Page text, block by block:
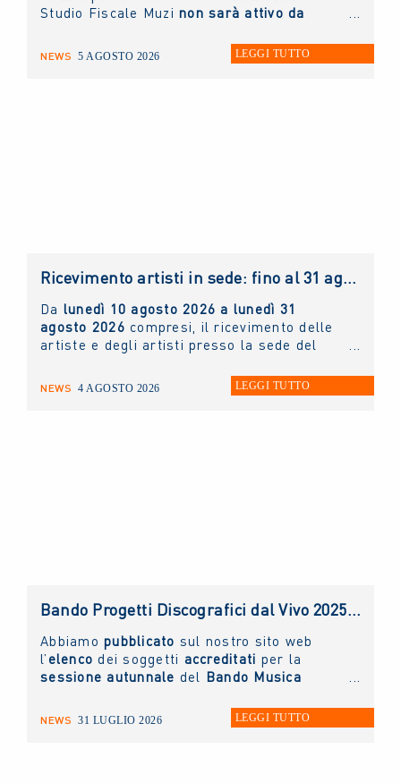
Studio Fiscale Muzi non sarà attivo da
prossimi.
NEWS 5 AGOSTO 2026 LEGGI TUTTO
Ricevimento artisti in sede: fino al 31 agosto 2026 solo con appuntamento
Da lunedì 10 agosto 2026 a lunedì 31
agosto 2026 compresi, il ricevimento delle
artiste e degli artisti presso la sede del
esclusivamente tramite appuntamento. Chi
lo desidera può scrivere un'e-mail
NEWS 4 AGOSTO 2026 LEGGI TUTTO
Bando Progetti Discografici dal Vivo 2025 – 2026: pubblicato l’elenco accreditati sessione autunnale
Abbiamo pubblicato sul nostro sito web
l’ elenco dei soggetti accreditati per la
sessione autunnale del Bando Musica
2025 - 2026.
NEWS 31 LUGLIO 2026 LEGGI TUTTO